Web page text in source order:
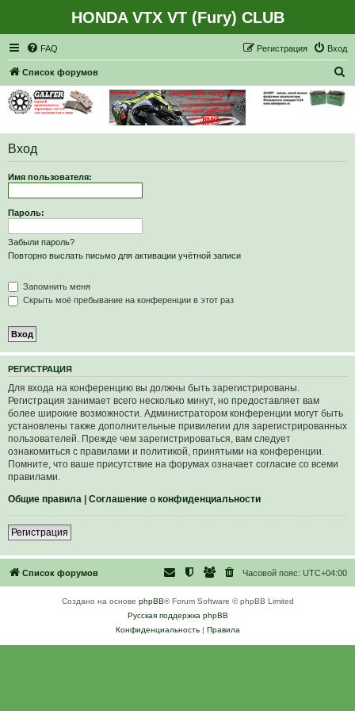
HONDA VTX VT (Fury) CLUB
FAQ Вход
Регистрация
Список форумов
Вход
Имя пользователя:
Пароль:
Забыли пароль?
Повторно выслать письмо для активации учётной записи
Запомнить меня
Скрыть моё пребывание на конференции в этот раз
РЕГИСТРАЦИЯ
Для входа на конференцию вы должны быть зарегистрированы.
Регистрация занимает всего несколько минут, но предоставляет вам
более широкие возможности. Администратором конференции могут быть
установлены также дополнительные привилегии для зарегистрированных
пользователей. Прежде чем зарегистрироваться, вам следует
ознакомиться с правилами и политикой, принятыми на конференции.
Помните, что ваше присутствие на форумах означает согласие со всеми
правилами.
Общие правила | Соглашение о конфиденциальности
Регистрация
Список форумов Часовой пояс: UTC+04:00
Создано на основе phpBB® Forum Software © phpBB Limited
Русская поддержка phpBB
Конфиденциальность| Правила